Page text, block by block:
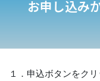
お申し込み
１．申込ボタンをク